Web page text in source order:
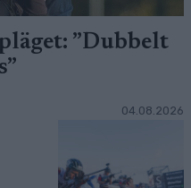
”Dubbelt
04.08.2026